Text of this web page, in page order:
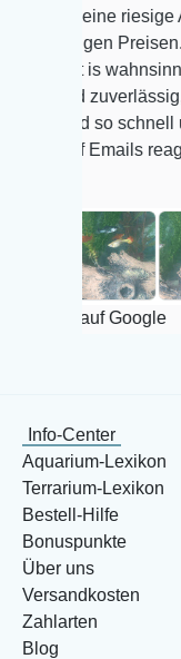
Auswahl
Der
noch
und
reagiert wie
Info-Center
Aquarium-Lexikon
Terrarium-Lexikon
Bestell-Hilfe
Bonuspunkte
Über uns
Versandkosten
Zahlarten
Blog